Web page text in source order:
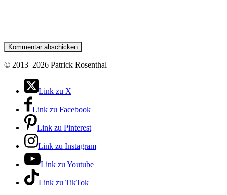
© 2013–2026 Patrick Rosenthal
Link zu X
Link zu Facebook
Link zu Pinterest
Link zu Instagram
Link zu Youtube
Link zu TikTok